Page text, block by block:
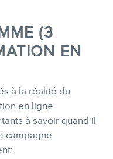
(3
EN
à la réalité du
en ligne
à savoir quand il
campagne